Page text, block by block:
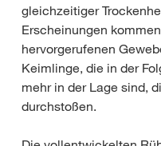
gleichzeitiger
Erscheinungen
hervorgerufenen
Keimlinge, die in der
mehr in der Lage sind,
durchstoßen.